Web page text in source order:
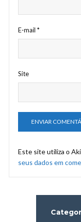
E-mail *
Site
Este site utiliza o
seus dados em